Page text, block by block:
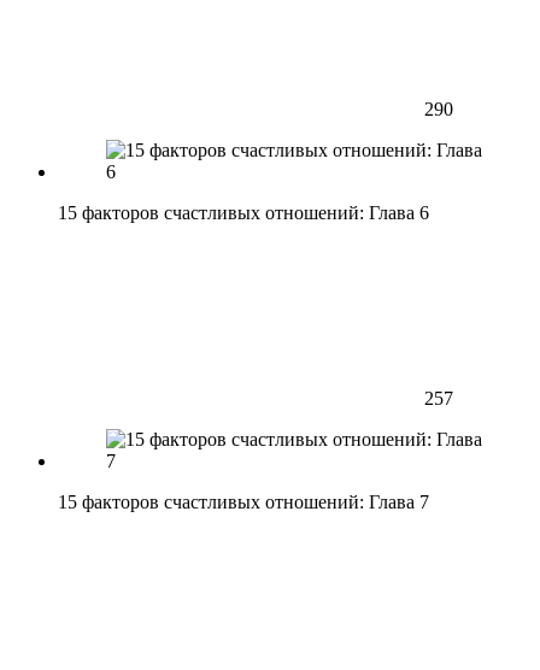
290
15 факторов счастливых отношений: Глава 6
257
15 факторов счастливых отношений: Глава 7